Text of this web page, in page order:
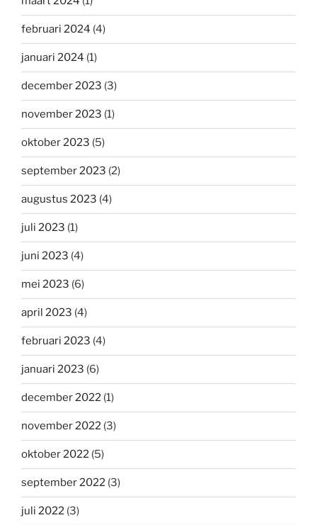
februari 2024 (4)
januari 2024 (1)
december 2023 (3)
november 2023 (1)
oktober 2023 (5)
september 2023 (2)
augustus 2023 (4)
juli 2023 (1)
juni 2023 (4)
mei 2023 (6)
april 2023 (4)
februari 2023 (4)
januari 2023 (6)
december 2022 (1)
november 2022 (3)
oktober 2022 (5)
september 2022 (3)
juli 2022 (3)